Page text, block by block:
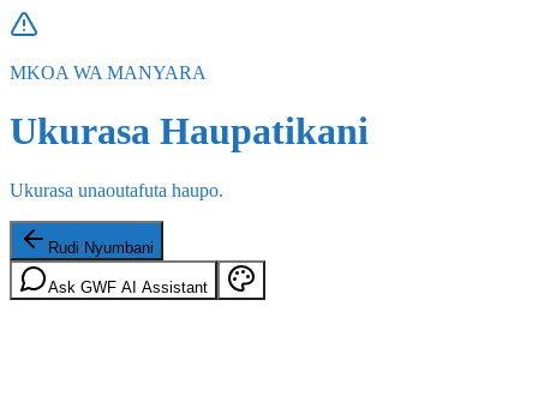
MKOA WA MANYARA
Ukurasa Haupatikani
Ukurasa unaoutafuta haupo.
Rudi Nyumbani
Ask GWF AI Assistant